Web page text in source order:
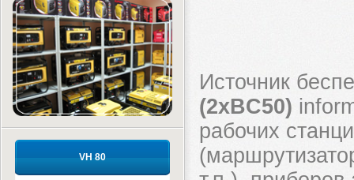
VH 80
Источник
(2xBC50)
рабочих